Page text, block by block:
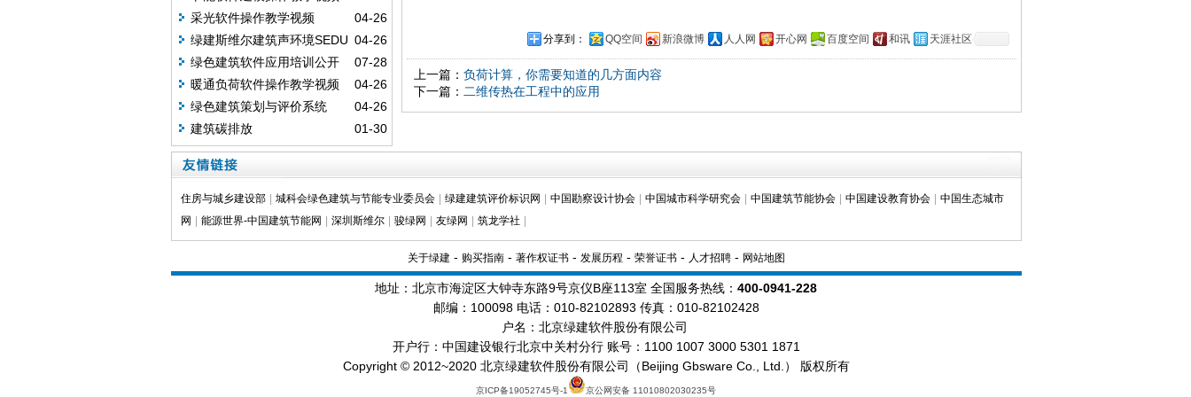
分享到： QQ空间 新浪微博 人人网 开心网 百度空间 和讯 天涯社区
上一篇： 负荷计算，你需要知道的几方面内容
下一篇： 二维传热在工程中的应用
04-26
采光软件操作教学视频
04-26
绿建斯维尔建筑声环境SEDU
教学视频
07-28
绿色建筑软件应用培训公开
课
04-26
暖通负荷软件操作教学视频
04-26
绿色建筑策划与评价系统
GUPA2020版教学视频
01-30
建筑碳排放
住房与城乡建设部 城科会绿色建筑与节能专业委员会 绿建建筑评价标识网 中国勘察设计协会 中国城市科学研究会 中国建筑节能协会 中国建设教育协会
中国生态城市
网
能源世界-中国建筑节能网 深圳斯维尔 骏绿网 友绿网 筑龙学社
关于绿建- 购买指南- 著作权证书- 发展历程 - 荣誉证书- 人才招聘- 网站地图
地址：北京市海淀区大钟寺东路9号京仪B座113室 全国服务热线： 400-0941-228
邮编：100098 电话：010-82102893 传真：010-82102428
户名：北京绿建软件股份有限公司
开户行：中国建设银行北京中关村分行 账号：1100 1007 3000 5301 1871
Copyright © 2012~2020 北京绿建软件股份有限公司（Beijing Gbsware Co., Ltd.） 版权所有
京ICP备19052745号-1 京公网安备 11010802030235号